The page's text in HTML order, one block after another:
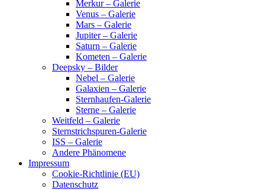
Merkur – Galerie
Venus – Galerie
Mars – Galerie
Jupiter – Galerie
Saturn – Galerie
Kometen – Galerie
Deepsky – Bilder
Nebel – Galerie
Galaxien – Galerie
Sternhaufen-Galerie
Sterne – Galerie
Weitfeld – Galerie
Sternstrichspuren-Galerie
ISS – Galerie
Andere Phänomene
Impressum
Cookie-Richtlinie (EU)
Datenschutz